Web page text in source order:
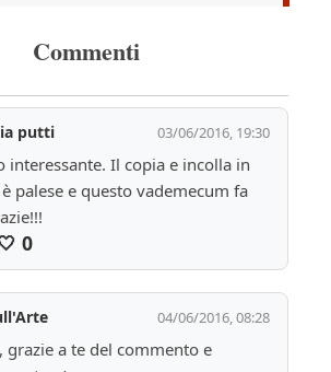
Commenti
putti 03/06/2016, 19:30
interessante. Il copia e incolla in
palese e questo vademecum fa
0
04/06/2016, 08:28
grazie a te del commento e